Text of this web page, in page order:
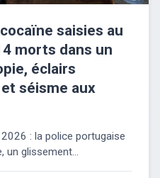
saisies au
morts dans un
éclairs
séisme aux
: la police portugaise
un glissement...